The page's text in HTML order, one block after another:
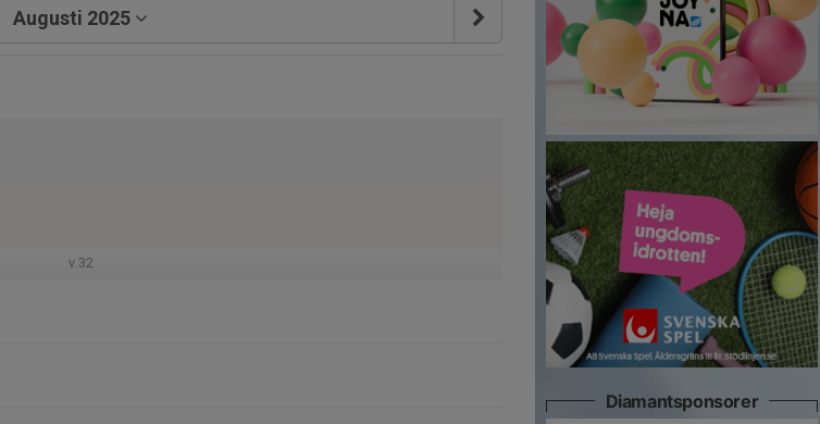
Augusti 2025
v.32
Diamantsponsorer